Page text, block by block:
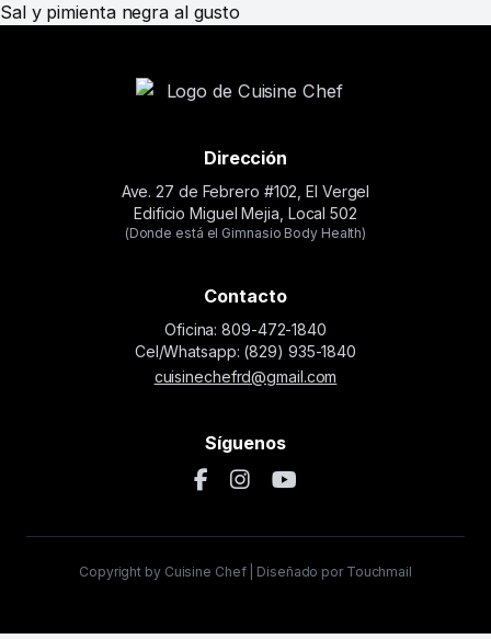
Sal y pimienta negra al gusto
Dirección
Ave. 27 de Febrero #102, El Vergel
Edificio Miguel Mejia, Local 502
(Donde está el Gimnasio Body Health)
Contacto
Oficina: 809-472-1840
Cel/Whatsapp: (829) 935-1840
cuisinechefrd@gmail.com
Síguenos
Copyright by Cuisine Chef | Diseñado por Touchmail